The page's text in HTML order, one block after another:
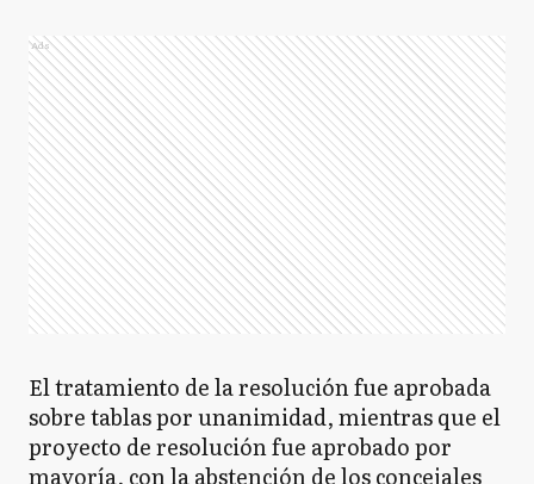
Ads
El tratamiento de la resolución fue aprobada
sobre tablas por unanimidad, mientras que el
proyecto de resolución fue aprobado por
mayoría, con la abstención de los concejales